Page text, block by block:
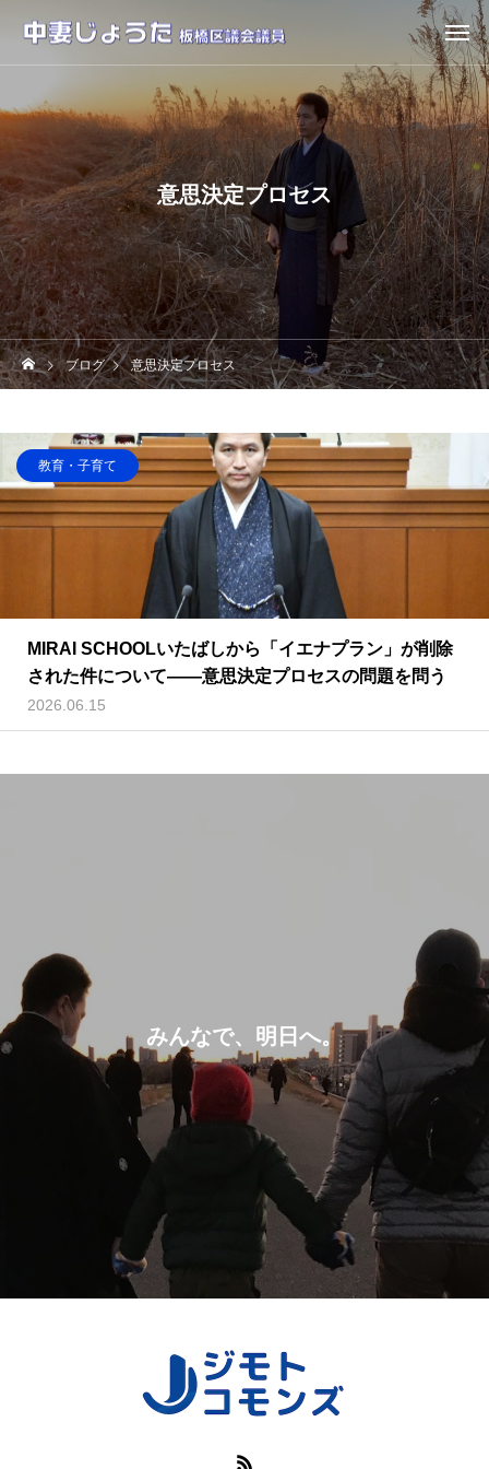
意思決定プロセス
ブログ 意思決定プロセス
教育・子育て
MIRAI SCHOOLいたばしから「イエナプラン」が削除
された件について——意思決定プロセスの問題を問う
2026.06.15
みんなで、明日へ。